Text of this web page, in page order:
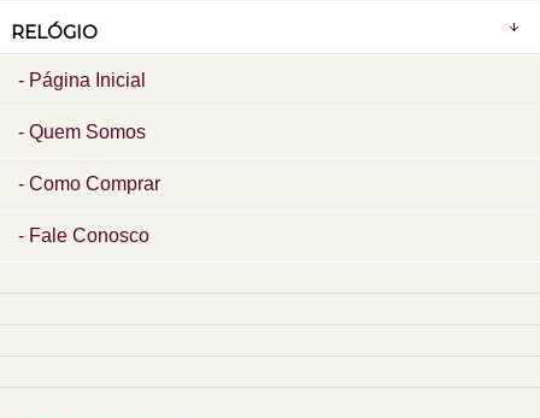
RELÓGIO
Página Inicial
Quem Somos
Como Comprar
Fale Conosco